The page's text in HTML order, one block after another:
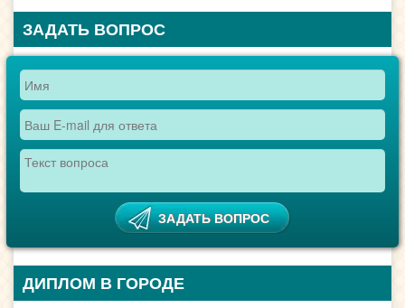
ЗАДАТЬ ВОПРОС
ДИПЛОМ В ГОРОДЕ